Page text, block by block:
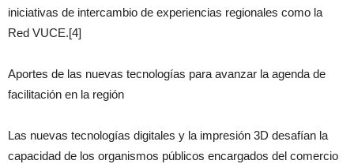
iniciativas de intercambio de experiencias regionales como la
Red VUCE.[4]
Aportes de las nuevas tecnologías para avanzar la agenda de
facilitación en la región
Las nuevas tecnologías digitales y la impresión 3D desafían la
capacidad de los organismos públicos encargados del comercio